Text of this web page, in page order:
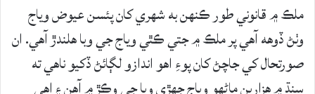
ملڪ ۾ قانوني طور ڪنهن به شهري کان پئسن عيوض وياج
وٺڻ ڏوهه آهي پر ملڪ ۾ جتي ڪٿي وياج جي وبا هلندڙ آهي. ان
صورتحال کي جاچڻ کان پوءِ اهو اندازو لڳائڻ ڏکيو ناهي ته